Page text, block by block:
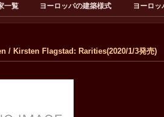
一覧 ヨーロッパの建築様式 ヨーロッ
/ Kirsten Flagstad: Rarities(2020/1/3発売)